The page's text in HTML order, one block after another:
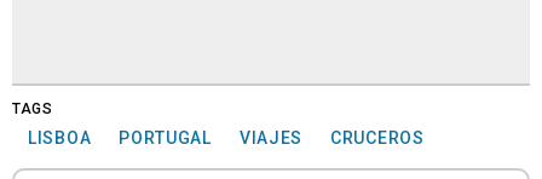
TAGS
LISBOA PORTUGAL VIAJES CRUCEROS